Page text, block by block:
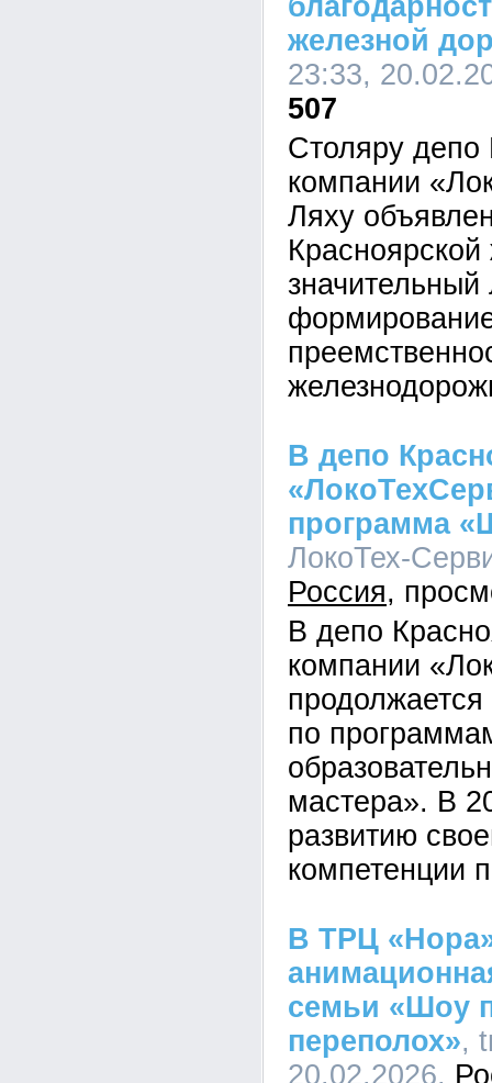
железной
23:33,
507
Столяру депо
компании
Ляху
В депо
программа
ЛокоТех-
Россия
В депо
компании
продолжается
по
мастера». В
развитию
компетенции
В ТРЦ
семьи «Шоу
переполох»,
20.02.2026,